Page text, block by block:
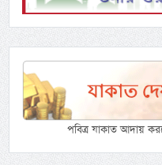
পবিত্র যাকাত আদায়